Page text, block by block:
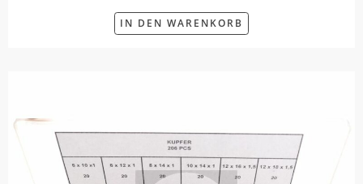
IN DEN WARENKORB